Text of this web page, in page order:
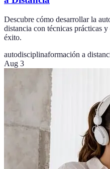
Descubre cómo desarrollar la
distancia con técnicas prácticas
éxito.
autodisciplinaformación a
Aug 3